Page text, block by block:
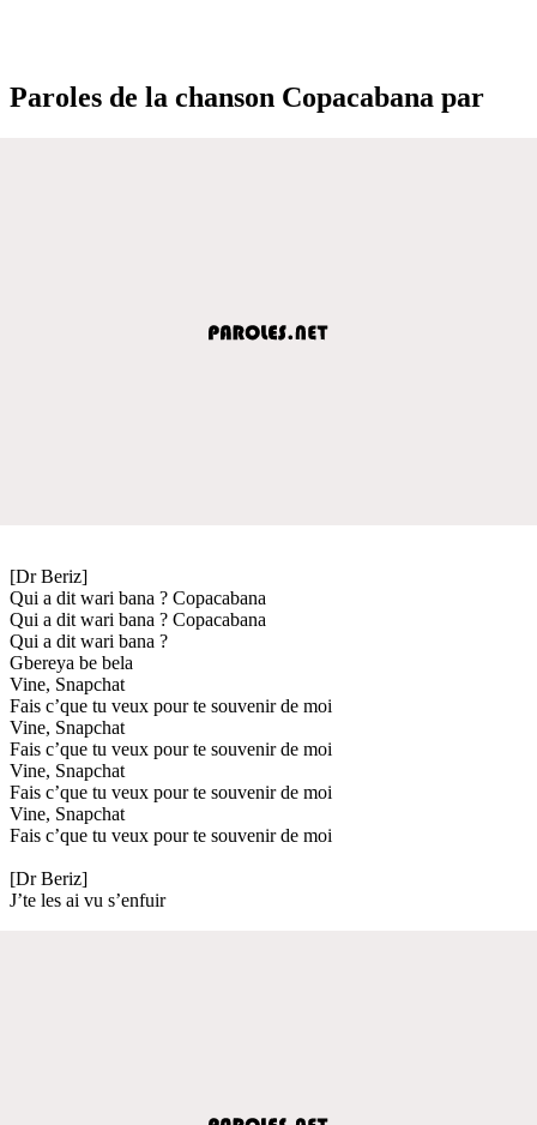
Paroles de la chanson Copacabana par
[Dr Beriz]
Qui a dit wari bana ? Copacabana
Qui a dit wari bana ? Copacabana
Qui a dit wari bana ?
Gbereya be bela
Vine, Snapchat
Fais c’que tu veux pour te souvenir de moi
Vine, Snapchat
Fais c’que tu veux pour te souvenir de moi
Vine, Snapchat
Fais c’que tu veux pour te souvenir de moi
Vine, Snapchat
Fais c’que tu veux pour te souvenir de moi
[Dr Beriz]
J’te les ai vu s’enfuir